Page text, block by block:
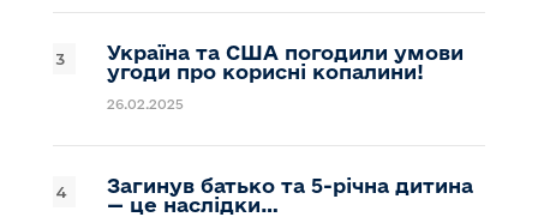
Україна та США погодили умови
угоди про корисні копалини!
26.02.2025
Загинув батько та 5-річна дитина
— це наслідки…